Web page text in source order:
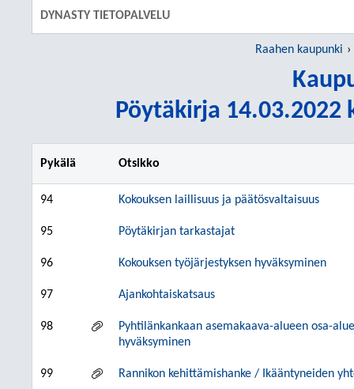
DYNASTY TIETOPALVELU
Raahen kaupunki
Pöytäkirja 14.03.2022
Pykälä Otsikko
94 Kokouksen laillisuus ja päätösvaltaisuus
95 Pöytäkirjan tarkastajat
96 Kokouksen työjärjestyksen hyväksyminen
97 Ajankohtaiskatsaus
98
Pyhtilänkankaan asemakaava-alueen osa-
hyväksyminen
99 Rannikon kehittämishanke / Ikääntyneiden